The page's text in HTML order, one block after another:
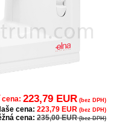
223,79 EUR (bez DPH)
cena: 223,79 EUR (bez DPH)
cena: 235,00 EUR(bez DPH)